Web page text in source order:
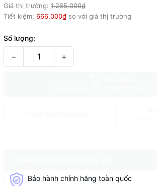
Giá thị trường: 1.265.000₫
Tiết kiệm: 666.000₫ so với giá thị trường
Số lượng:
− +
Bảo hành chính hãng toàn quốc